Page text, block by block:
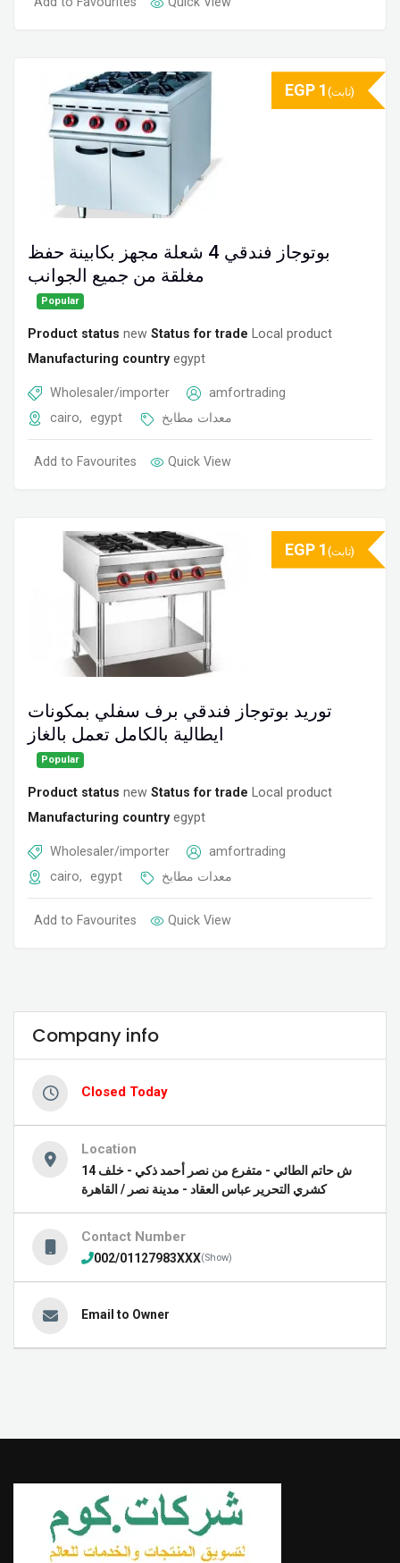
بوتوجاز فندقي 4 شعلة مجهز بكابينة حفظ
مغلقة من جميع الجوانب
Popular
Product status new Status for trade Local product
Manufacturing country egypt
Wholesaler/importer
amfortrading
cairo, egypt معدات مطابخ
Add to Favourites Quick View
EGP 1 (ثابت)
توريد بوتوجاز فندقي برف سفلي بمكونات
ايطالية بالكامل تعمل بالغاز
Popular
Product status new Status for trade
Local product
Manufacturing country egypt
Wholesaler/importer
amfortrading
cairo, egypt معدات مطابخ
Add to Favourites Quick View
EGP 1 (ثابت)
Company info
Closed Today
Location
14 ش حاتم الطائي - متفرع من نصر أحمد ذكي - خلف
كشري التحرير عباس العقاد - مدينة نصر / القاهرة
Contact Number
002/01127983XXX(Show)
Email to Owner